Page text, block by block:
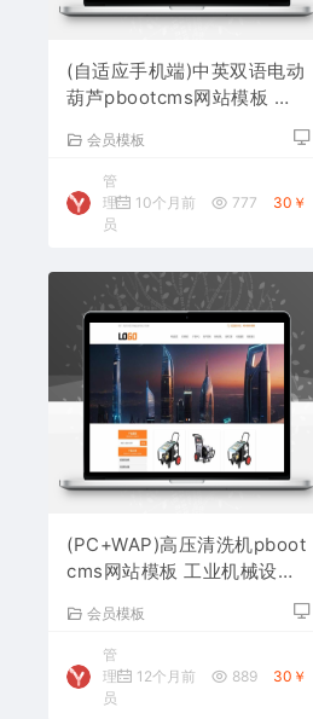
(自适应手机端)中英双语电动
葫芦pbootcms网站模板 起
会员模板
管
理
员
10个月前 777 30￥
(PC+WAP)高压清洗机pboot
cms网站模板 工业机械设备
会员模板
管
理
员
12个月前 889 30￥